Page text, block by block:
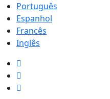
Português
Espanhol
Francês
Inglês